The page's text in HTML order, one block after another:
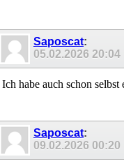
Saposcat:
05.02.2026 20:04
Ich habe auch schon selbst
Saposcat:
09.02.2026 00:20